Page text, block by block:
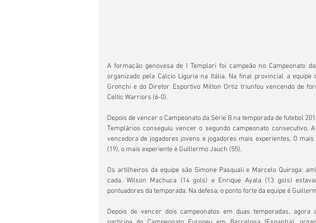
A formação genovesa de I Templari foi campeão no Campeonato
organizado pela Calcio Liguria na Itália. Na final provincial a equipe
Gronchi e do Diretor Esportivo Milton Ortiz triunfou vencendo de
Celtic Warriors (6-0).
Depois de vencer o Campeonato da Série B na temporada de futebol
Templários conseguiu vencer o segundo campeonato consecutivo.
vencedora de jogadores jovens e jogadores mais experientes. O
(19), o mais experiente é Guillermo Jauch (55).
Os artilheiros da equipe são Simone Pasquali e Marcelo Quiroga:
cada. Wilson Machuca (14 gols) e Enrique Ayala (13 gols)
pontuadores da temporada. Na defesa, o ponto forte da equipe é
Depois de vencer dois campeonatos em duas temporadas, agora